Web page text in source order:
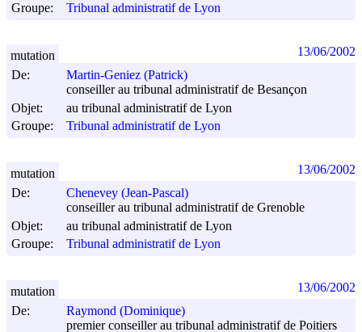
Groupe: Tribunal administratif de Lyon
De:
Martin-Geniez (Patrick)
conseiller au tribunal administratif de Besançon
Objet:
au tribunal administratif de Lyon
Groupe:
Tribunal administratif de Lyon
mutation 13/06/2002
De:
Chenevey (Jean-Pascal)
conseiller au tribunal administratif de Grenoble
Objet:
au tribunal administratif de Lyon
Groupe:
Tribunal administratif de Lyon
mutation 13/06/2002
De:
Raymond (Dominique)
premier conseiller au tribunal administratif de Poitiers
mutation 13/06/2002